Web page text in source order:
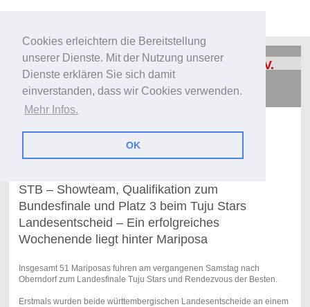
Cookies erleichtern die Bereitstellung
unserer Dienste. Mit der Nutzung unserer
Dienste erklären Sie sich damit
einverstanden, dass wir Cookies verwenden.
Mehr Infos.
OK
Turnverein Truchtelfingen 1889 e. V.
STB – Showteam, Qualifikation zum
Bundesfinale und Platz 3 beim Tuju Stars
Landesentscheid – Ein erfolgreiches
Wochenende liegt hinter Mariposa
Insgesamt 51 Mariposas fuhren am vergangenen Samstag nach
Oberndorf zum Landesfinale Tuju Stars und Rendezvous der Besten.
Erstmals wurden beide württembergischen Landesentscheide an einem